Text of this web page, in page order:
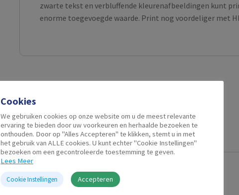
zwarte tekst en verbluffende kleurenafbeeldingen kunt
enorme toegevoegde waarde. Print nog voordeliger met
Gerelateerde producten
Cookies
We gebruiken cookies op onze website om u de meest relevante
ervaring te bieden door uw voorkeuren en herhaalde bezoeken te
onthouden. Door op "Alles Accepteren" te klikken, stemt u in met
het gebruik van ALLE cookies. U kunt echter "Cookie Instellingen"
bezoeken om een gecontroleerde toestemming te geven.
Lees Meer
Cookie Instellingen Accepteren